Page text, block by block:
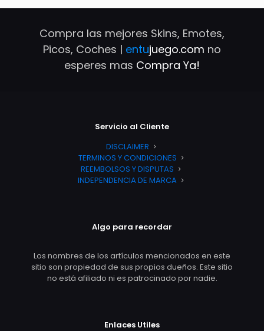
Compra las mejores Skins, Emotes,
Picos, Coches | entujuego.com no
esperes mas Compra Ya!
Servicio al Cliente
DISCLAIMER
TERMINOS Y CONDICIONES
REEMBOLSOS Y DISPUTAS
INDEPENDENCIA DE MARCA
Algo para recordar
Los nombres de los artículos mencionados en este
sitio son propiedad de sus propios dueños. Este sitio
no está afiliado ni es patrocinado por nadie.
Enlaces Utiles